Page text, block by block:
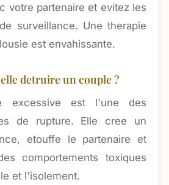
votre partenaire et evitez les
surveillance. Une therapie
est envahissante.
detruire un couple ?
excessive est l'une des
de rupture. Elle cree un
etouffe le partenaire et
comportements toxiques
et l'isolement.